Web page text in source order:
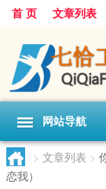
首 页 文章列表
网站导航
> 文章列表 >
恋我）